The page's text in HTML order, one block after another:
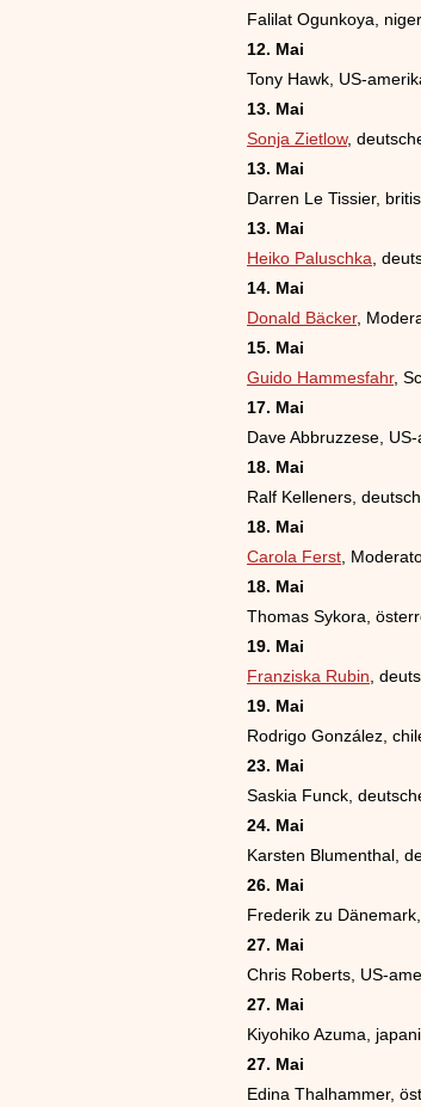
Falilat Ogunkoya,
12. Mai
Tony Hawk, US-
13. Mai
Sonja Zietlow,
13. Mai
Darren Le Tissier,
13. Mai
Heiko Paluschka ,
14. Mai
Donald Bäcker,
15. Mai
Guido Hammesfahr,
17. Mai
Dave Abbruzzese,
18. Mai
Ralf Kelleners,
18. Mai
Carola Ferst ,
18. Mai
Thomas Sykora,
19. Mai
Franziska Rubin ,
19. Mai
Rodrigo González,
23. Mai
Saskia Funck,
24. Mai
Karsten Blumenthal,
26. Mai
Frederik zu
27. Mai
Chris Roberts, US-
27. Mai
Kiyohiko Azuma,
27. Mai
Edina Thalhammer,